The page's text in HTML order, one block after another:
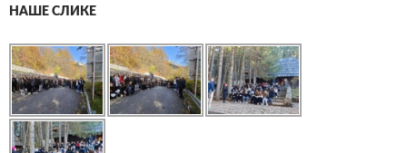
НАШЕ СЛИКЕ